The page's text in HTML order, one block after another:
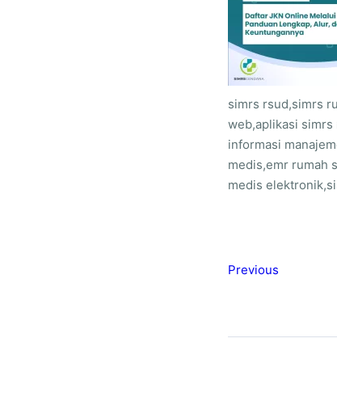
simrs rsud,simrs
web,aplikasi simrs
informasi
medis,emr rumah
medis
Previous